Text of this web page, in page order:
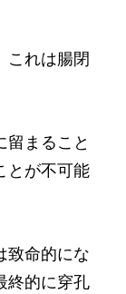
これは腸閉
留まること
とが不可能
致命的にな
終的に穿孔